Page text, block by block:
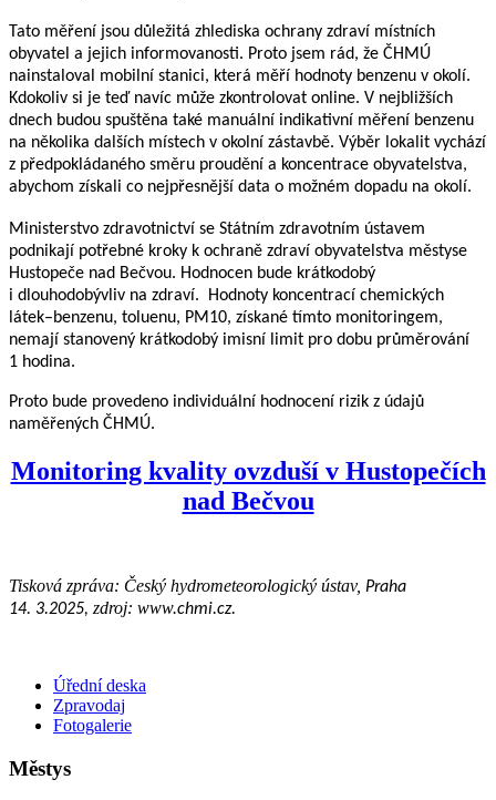
Tato měření jsou důležitá zhlediska ochrany zdraví místních
obyvatel a jejich informovanosti. Proto jsem rád, že ČHMÚ
nainstaloval mobilní stanici, která měří hodnoty benzenu v okolí.
Kdokoliv si je teď navíc může zkontrolovat online. V nejbližších
dnech budou spuštěna také manuální indikativní měření benzenu
na několika dalších místech v okolní zástavbě. Výběr lokalit vychází
z předpokládaného směru proudění a koncentrace obyvatelstva,
abychom získali co nejpřesnější data o možném dopadu na okolí.
Ministerstvo zdravotnictví se Státním zdravotním ústavem
podnikají potřebné kroky k ochraně zdraví obyvatelstva městyse
Hustopeče nad Bečvou. Hodnocen bude krátkodobý
i dlouhodobývliv na zdraví. Hodnoty koncentrací chemických
látek–benzenu, toluenu, PM10, získané tímto monitoringem,
nemají stanovený krátkodobý imisní limit pro dobu průměrování
1 hodina.
Proto bude provedeno individuální hodnocení rizik z údajů
naměřených ČHMÚ.
Monitoring kvality ovzduší v Hustopečích
nad Bečvou
Tisková zpráva: Český hydrometeorologický ústav, Praha
14. 3.2025, zdroj: www.chmi.cz.
Úřední deska
Zpravodaj
Fotogalerie
Městys